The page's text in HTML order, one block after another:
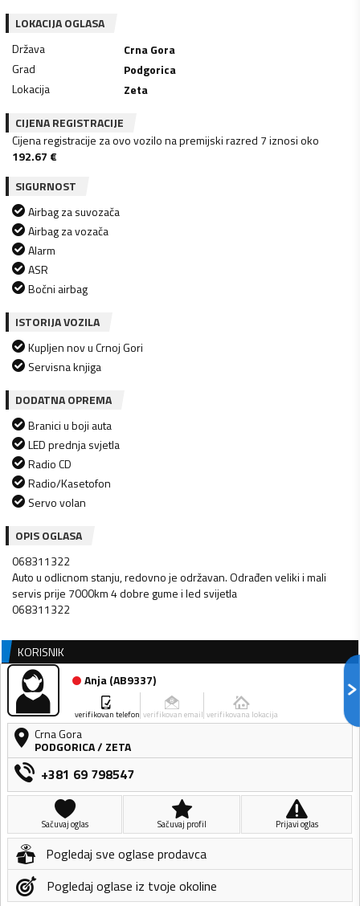
LOKACIJA OGLASA
Država
Crna Gora
Grad
Podgorica
Lokacija
Zeta
CIJENA REGISTRACIJE
Cijena registracije za ovo vozilo na premijski razred 7 iznosi oko
192.67 €
SIGURNOST
Airbag za suvozača
Airbag za vozača
Alarm
ASR
Bočni airbag
ISTORIJA VOZILA
Kupljen nov u Crnoj Gori
Servisna knjiga
DODATNA OPREMA
Branici u boji auta
LED prednja svjetla
Radio CD
Radio/Kasetofon
Servo volan
OPIS OGLASA
068311322
Auto u odlicnom stanju, redovno je održavan. Odrađen veliki i mali
servis prije 7000km 4 dobre gume i led svijetla
068311322
KORISNIK
Anja(AB9337)
verifikovan telefon verifikovan email verifikovana lokacija
Crna Gora
PODGORICA/ ZETA
+381 69 798547
Sačuvaj oglas Sačuvaj profil Prijavi oglas
Pogledaj sve oglase prodavca
Pogledaj oglase iz tvoje okoline